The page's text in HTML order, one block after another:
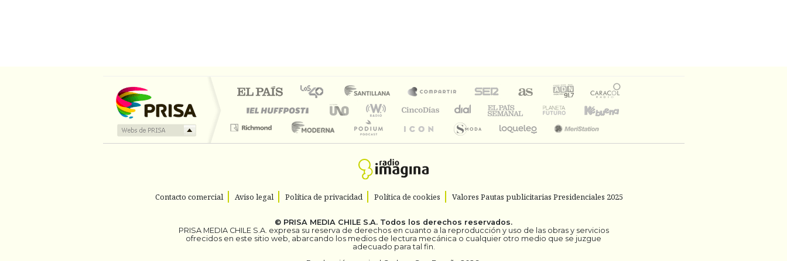
Contacto comercial Aviso legal Política de privacidad Política de cookies Valores Pautas publicitarias Presidenciales 2025
© PRISA MEDIA CHILE S.A. Todos los derechos reservados.
PRISA MEDIA CHILE S.A. expresa su reserva de derechos en cuanto a la reproducción y uso de las obras y servicios
ofrecidos en este sitio web, abarcando los medios de lectura mecánica o cualquier otro medio que se juzgue
adecuado para tal fin.